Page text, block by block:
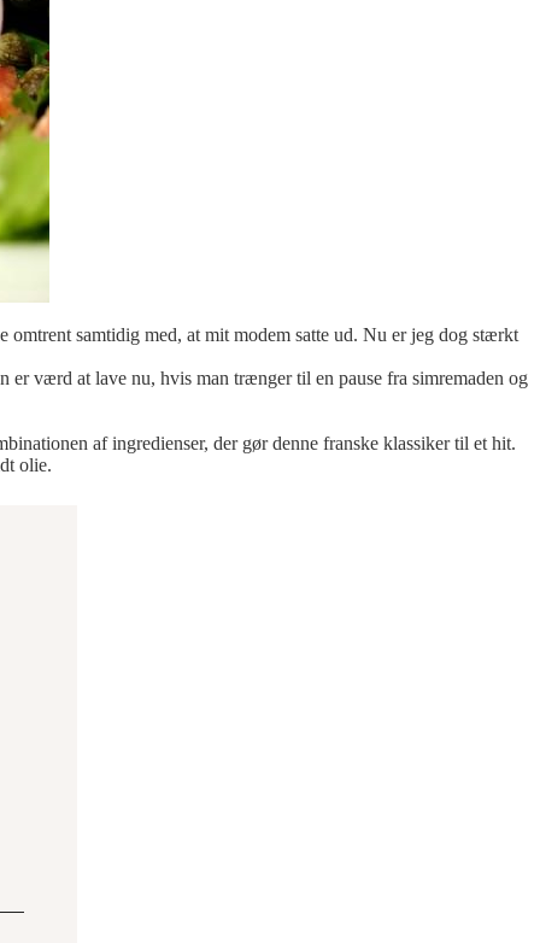
samtidig med, at mit modem satte ud. Nu er jeg dog stærkt
er værd at lave nu, hvis man trænger til en pause fra simremaden og
af ingredienser, der gør denne franske klassiker til et hit.
olie.